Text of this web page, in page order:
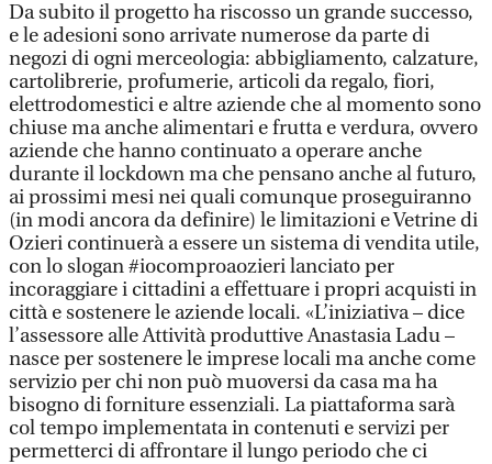
Da subito il progetto ha riscosso un grande successo,
e le adesioni sono arrivate numerose da parte di
negozi di ogni merceologia: abbigliamento, calzature,
cartolibrerie, profumerie, articoli da regalo, fiori,
elettrodomestici e altre aziende che al momento sono
chiuse ma anche alimentari e frutta e verdura, ovvero
aziende che hanno continuato a operare anche
durante il lockdown ma che pensano anche al futuro,
ai prossimi mesi nei quali comunque proseguiranno
(in modi ancora da definire) le limitazioni e Vetrine di
Ozieri continuerà a essere un sistema di vendita utile,
con lo slogan #iocomproaozieri lanciato per
incoraggiare i cittadini a effettuare i propri acquisti in
città e sostenere le aziende locali. «L’iniziativa – dice
l’assessore alle Attività produttive Anastasia Ladu –
nasce per sostenere le imprese locali ma anche come
servizio per chi non può muoversi da casa ma ha
bisogno di forniture essenziali. La piattaforma sarà
col tempo implementata in contenuti e servizi per
permetterci di affrontare il lungo periodo che ci